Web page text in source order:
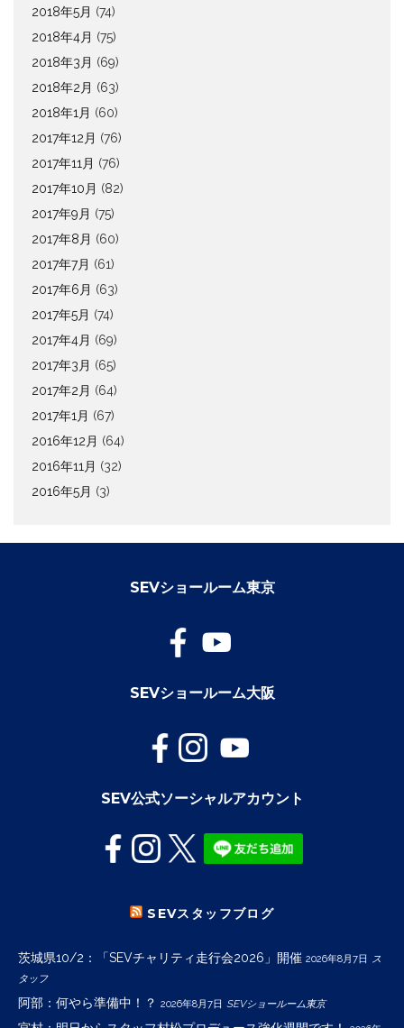
2018年5月 (74)
2018年4月 (75)
2018年3月 (69)
2018年2月 (63)
2018年1月 (60)
2017年12月 (76)
2017年11月 (76)
2017年10月 (82)
2017年9月 (75)
2017年8月 (60)
2017年7月 (61)
2017年6月 (63)
2017年5月 (74)
2017年4月 (69)
2017年3月 (65)
2017年2月 (64)
2017年1月 (67)
2016年12月 (64)
2016年11月 (32)
2016年5月 (3)
SEVショールーム東京
SEVショールーム大阪
SEV公式ソーシャルアカウント
SEVスタッフブログ
茨城県10/2：「SEVチャリティ走行会2026」開催 2026年8月7日 ス
タッフ
阿部：何やら準備中！？ 2026年8月7日 SEVショールーム東京